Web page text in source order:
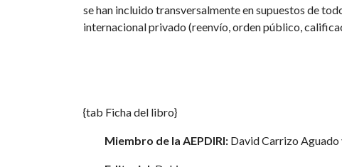
se han incluido transversalmente en supuestos de
internacional privado (reenvío, orden público,
{tab Ficha del libro}
Miembro de la AEPDIRI: David Carrizo Aguado